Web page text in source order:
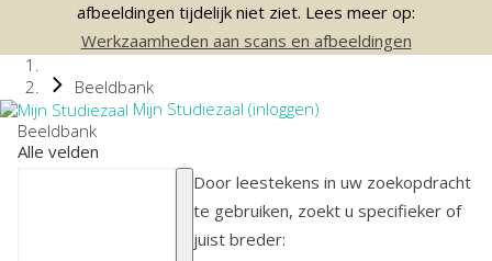
afbeeldingen tijdelijk niet ziet. Lees meer op:
Werkzaamheden aan scans en afbeeldingen
Beeldbank
Mijn Studiezaal (inloggen)
Beeldbank
Alle velden
Door leestekens in uw zoekopdracht
te gebruiken, zoekt u specifieker of
juist breder: